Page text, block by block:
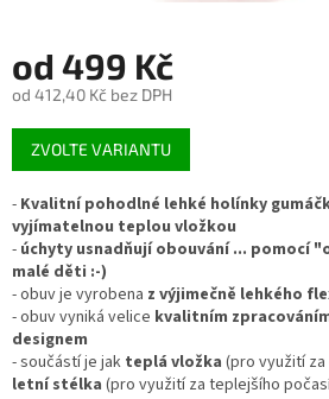
od 499 Kč
od 412,40 Kč bez DPH
Měrná
cena:
ZVOLTE VARIANTU
- Kvalitní pohodlné lehké holínky
vyjímatelnou teplou vložkou
- úchyty usnadňují obouvání ... pomocí
malé děti :-)
- obuv je vyrobena z výjimečně lehkého
- obuv vyniká velice kvalitním
designem
- součástí je jak teplá vložka (pro využití
letní stélka (pro využití za teplejšího